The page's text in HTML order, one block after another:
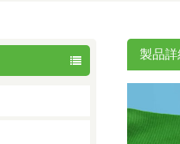
製品詳